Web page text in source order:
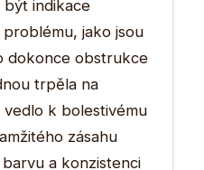
indikace
jako jsou
dokonce obstrukce
trpěla na
k bolestivému
zásahu
a konzistenci